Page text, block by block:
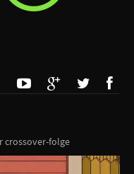
crossover-folge